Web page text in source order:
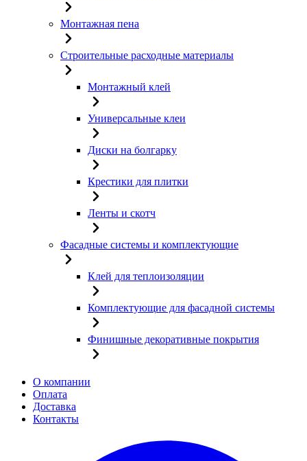
Монтажная пена
Строительные расходные материалы
Монтажный клей
Универсальные клеи
Диски на болгарку
Крестики для плитки
Ленты и скотч
Фасадные системы и комплектующие
Клей для теплоизоляции
Комплектующие для фасадной системы
Финишные декоративные покрытия
О компании
Оплата
Доставка
Контакты